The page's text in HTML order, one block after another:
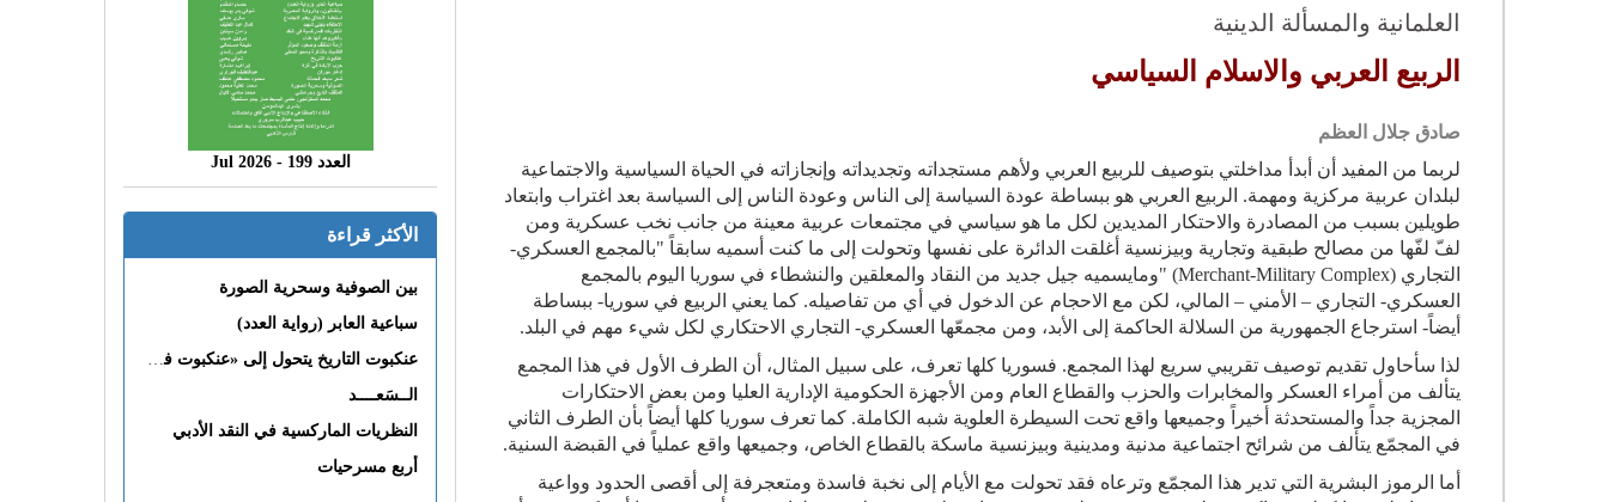
العلمانية والمسألة الدينية
الربيع العربي والاسلام السياسي
صادق جلال العظم
لربما من المفيد أن أبدأ مداخلتي بتوصيف للربيع العربي ولأهم مستجداته وتجديداته وإنجازاته في الحياة السياسية والاجتماعية
لبلدان عربية مركزية ومهمة. الربيع العربي هو ببساطة عودة السياسة إلى الناس وعودة الناس إلى السياسة بعد اغتراب وابتعاد
طويلين بسبب من المصادرة والاحتكار المديدين لكل ما هو سياسي في مجتمعات عربية معينة من جانب نخب عسكرية ومن
لفّ لفّها من مصالح طبقية وتجارية وبيزنسية أغلقت الدائرة على نفسها وتحولت إلى ما كنت أسميه سابقاً "بالمجمع العسكري-
التجاري " (Merchant-Military Complex)ومايسميه جيل جديد من النقاد والمعلقين والنشطاء في سوريا اليوم بالمجمع
العسكري- التجاري – الأمني – المالي، لكن مع الاحجام عن الدخول في أي من تفاصيله. كما يعني الربيع في سوريا- ببساطة
أيضاً- استرجاع الجمهورية من السلالة الحاكمة إلى الأبد، ومن مجمعّها العسكري- التجاري الاحتكاري لكل شيء مهم في البلد.
لذا سأحاول تقديم توصيف تقريبي سريع لهذا المجمع. فسوريا كلها تعرف، على سبيل المثال، أن الطرف الأول في هذا المجمع
يتألف من أمراء العسكر والمخابرات والحزب والقطاع العام ومن الأجهزة الحكومية الإدارية العليا ومن بعض الاحتكارات
المجزية جداً والمستحدثة أخيراً وجميعها واقع تحت السيطرة العلوية شبه الكاملة. كما تعرف سوريا كلها أيضاً بأن الطرف الثاني
في المجمّع يتألف من شرائح اجتماعية مدنية ومدينية وبيزنسية ماسكة بالقطاع الخاص، وجميعها واقع عملياً في القبضة السنية.
أما الرموز البشرية التي تدير هذا المجمّع وترعاه فقد تحولت مع الأيام إلى نخبة فاسدة ومتعجرفة إلى أقصى الحدود وواعية
العدد 199 - 2026 Jul
الأكثر قراءة
بين الصوفية وسحرية الصورة
سباعية العابر (رواية العدد)
عنكبوت التاريخ يتحول إلى «عنكبوت فى القلب»
الــسَعــــد
النظريات الماركسية في النقد الأدبي
أربع مسرحيات